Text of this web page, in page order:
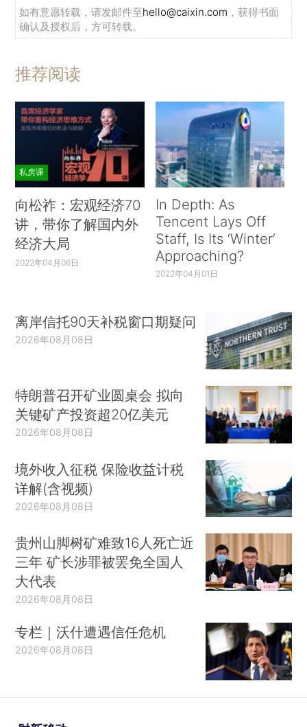
如有意愿转载，请发邮件至hello@caixin.com ，获得书面
确认及授权后，方可转载。
推荐阅读
私房课
向松祚：宏观经济70
讲，带你了解国内外
经济大局
2022年04月06日
In Depth: As
Tencent Lays Off
Staff, Is Its ‘Winter’
Approaching?
2022年04月01日
离岸信托90天补税窗口期疑问
2026年08月08日
特朗普召开矿业圆桌会 拟向
关键矿产投资超20亿美元
2026年08月08日
境外收入征税 保险收益计税
详解(含视频)
2026年08月08日
贵州山脚树矿难致16人死亡近
三年 矿长涉罪被罢免全国人
大代表
2026年08月08日
专栏｜沃什遭遇信任危机
2026年08月08日